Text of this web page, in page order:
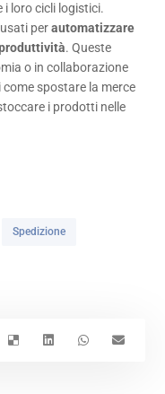
i loro cicli logistici.
perautomatizzare
. Queste
o in collaborazione
spostare la merce
i prodotti nelle
Spedizione